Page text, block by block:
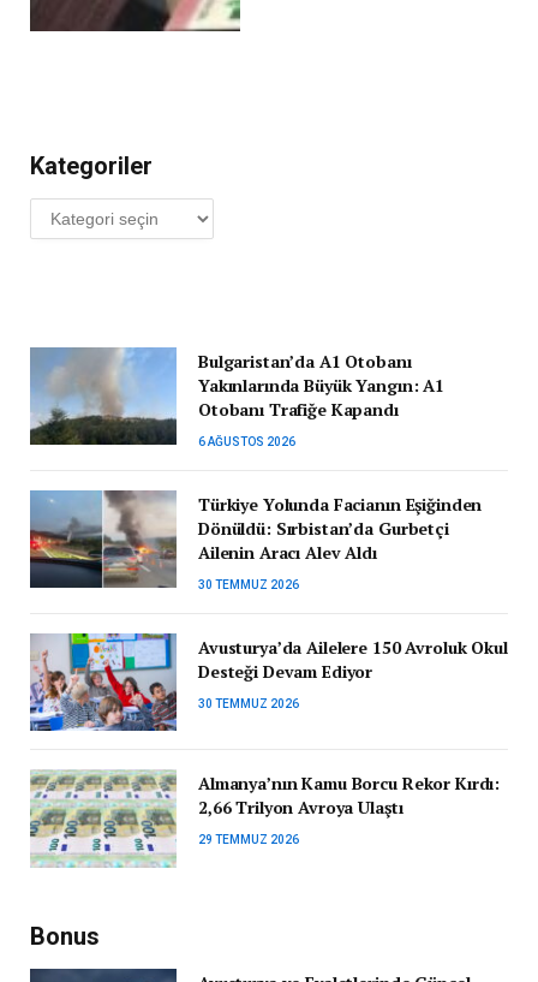
Kategoriler
Kategoriler
Bulgaristan’da A1 Otobanı
Yakınlarında Büyük Yangın: A1
Otobanı Trafiğe Kapandı
6 AĞUSTOS 2026
Türkiye Yolunda Facianın Eşiğinden
Dönüldü: Sırbistan’da Gurbetçi
Ailenin Aracı Alev Aldı
30 TEMMUZ 2026
Avusturya’da Ailelere 150 Avroluk Okul
Desteği Devam Ediyor
30 TEMMUZ 2026
Almanya’nın Kamu Borcu Rekor Kırdı:
2,66 Trilyon Avroya Ulaştı
29 TEMMUZ 2026
Bonus